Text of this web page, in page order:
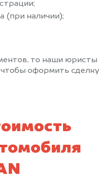
(при наличии);
то наши юристы
оформить сделку